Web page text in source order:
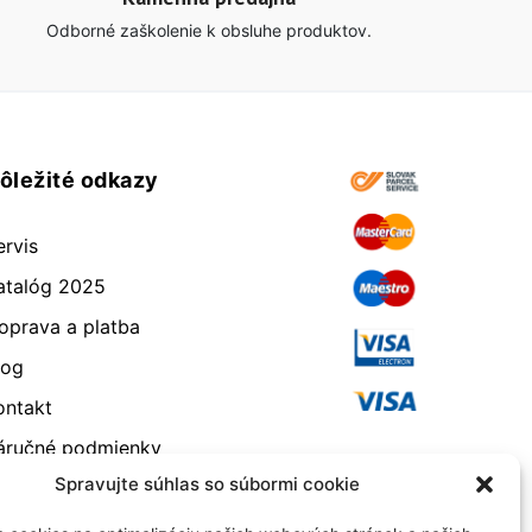
Spravujte súhlas so súbormi cookie
Odborné zaškolenie k obsluhe produktov.
odkazy
2025
a platba
podmienky
od zmluvy